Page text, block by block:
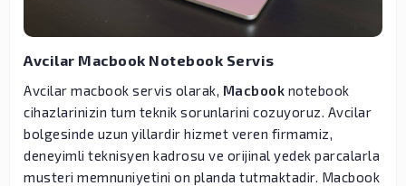
Avcilar Macbook Notebook Servis
Avcilar macbook servis olarak, Macbook notebook
cihazlarinizin tum teknik sorunlarini cozuyoruz. Avcilar
bolgesinde uzun yillardir hizmet veren firmamiz,
deneyimli teknisyen kadrosu ve orijinal yedek parcalarla
musteri memnuniyetini on planda tutmaktadir. Macbook